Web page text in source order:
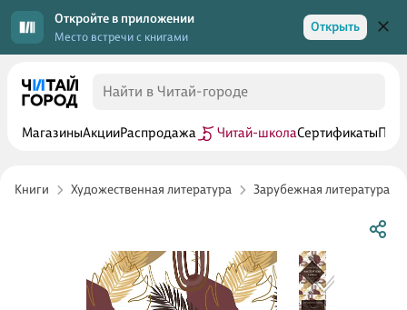
Откройте в приложении
Место встречи с книгами
Открыть
МагазиныАкцииРаспродажа Читай-школаСертификаты
Книги Художественная литература Зарубежная литература